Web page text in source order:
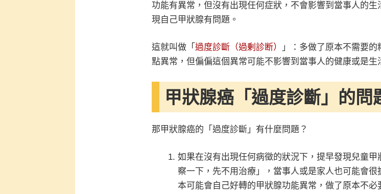
功能有異常，但沒有出現任何症狀，不會影響到當事人的
現自己甲狀腺有問題。
這就叫做「 過度診斷（過剰診断）
」：多做了原本不需要
點異常，但偏偏這個異常可能不影響到當事人的健康或是生
甲狀腺癌「過度診斷」的問
那甲狀腺癌的「過度診斷」有什麼問題？
如果在沒有出現任何病徵的狀況下，提早發現兒童
察一下，先不用治療」，當事人或是家人也可能會
本可能會自己好轉的甲狀腺功能異常，做了原本不必